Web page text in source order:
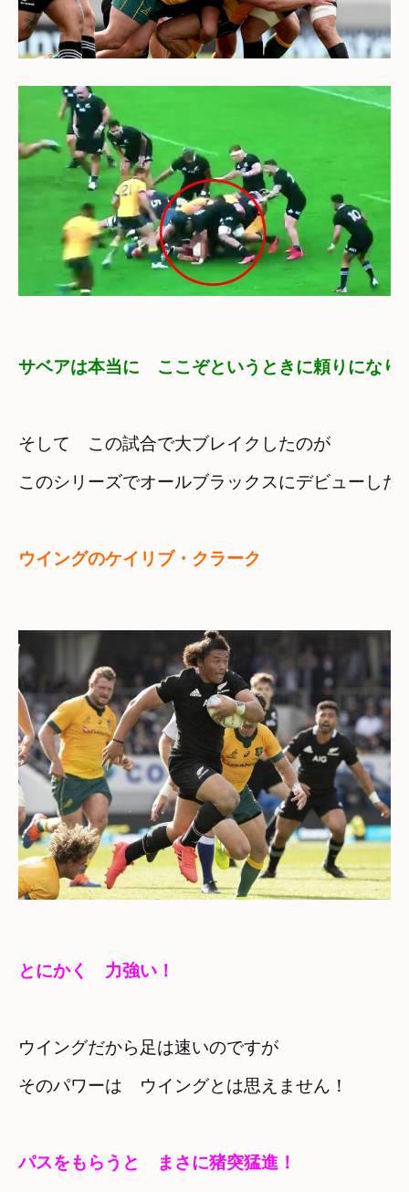
サベアは本当に　ここぞというときに頼りになり
そして　この試合で大ブレイクしたのが
ウイングのケイリブ・クラーク
とにかく　力強い！
ウイングだから足は速いのですが
そのパワーは　ウイングとは思えません！
パスをもらうと　まさに猪突猛進！